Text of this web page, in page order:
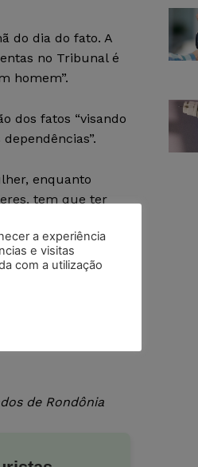
do dia do fato. A
no Tribunal é
homem”.
dos fatos “visando
enquanto
tem que ter
mitigados em
de Rondônia
a experiência
e visitas
com a utilização